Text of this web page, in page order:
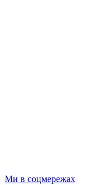
Ми в соцмережах